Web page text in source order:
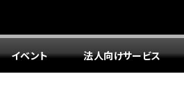
イベント 法人向けサービス